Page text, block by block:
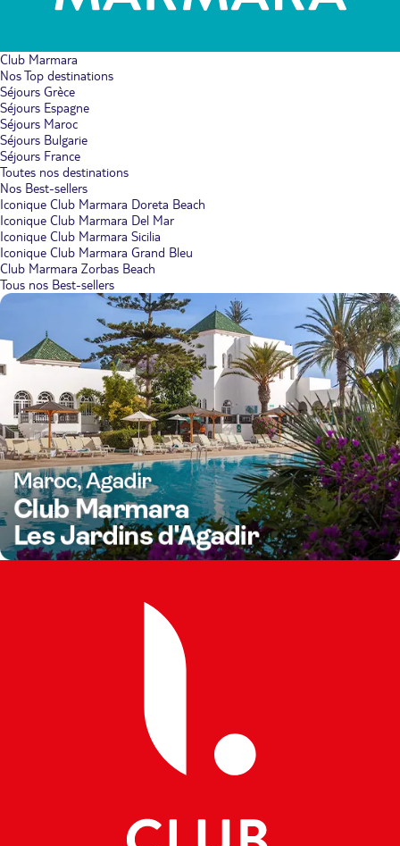
Club Marmara
Nos Top destinations
Séjours Grèce
Séjours Espagne
Séjours Maroc
Séjours Bulgarie
Séjours France
Toutes nos destinations
Nos Best-sellers
Iconique Club Marmara Doreta Beach
Iconique Club Marmara Del Mar
Iconique Club Marmara Sicilia
Iconique Club Marmara Grand Bleu
Club Marmara Zorbas Beach
Tous nos Best-sellers